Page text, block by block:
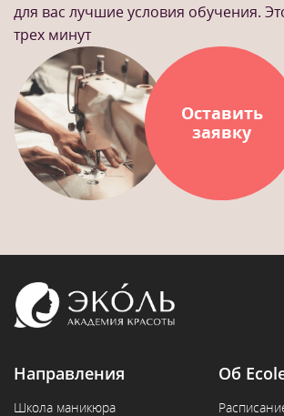
для вас лучшие условия обучения.
трех минут
Оставить
заявку
Направления
Школа маникюра
Об